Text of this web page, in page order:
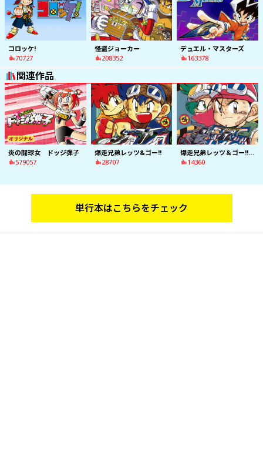
コロッケ!
70727
怪盗ジョーカー
208352
デュエル・マスターズ
163378
関連作品
炎の闘球女 ドッジ弾子
579057
爆走兄弟レッツ&ゴー!!
28707
爆走兄弟レッツ＆ゴー!!ＭＡＸ
14360
単行本はこちらをチェック